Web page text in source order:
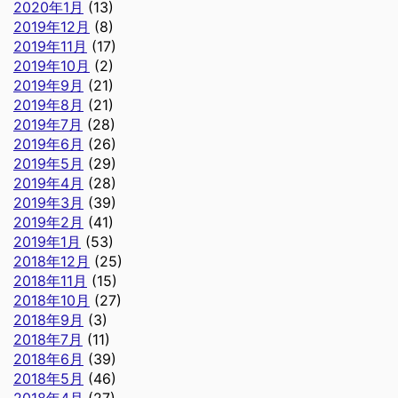
2020年1月 (13)
2019年12月 (8)
2019年11月 (17)
2019年10月 (2)
2019年9月 (21)
2019年8月 (21)
2019年7月 (28)
2019年6月 (26)
2019年5月 (29)
2019年4月 (28)
2019年3月 (39)
2019年2月 (41)
2019年1月 (53)
2018年12月 (25)
2018年11月 (15)
2018年10月 (27)
2018年9月 (3)
2018年7月 (11)
2018年6月 (39)
2018年5月 (46)